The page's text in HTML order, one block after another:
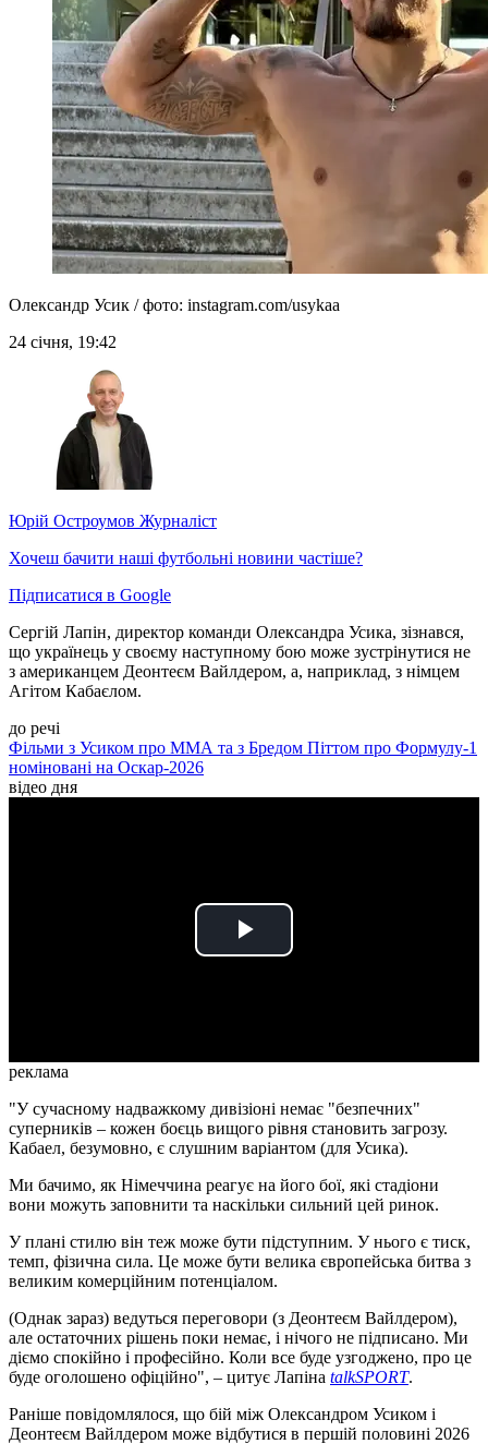
Олександр Усик / фото: instagram.com/usykaa
24 січня, 19:42
Юрій Остроумов Журналіст
Хочеш бачити наші футбольні новини частіше?
Підписатися в Google
Сергій Лапін, директор команди Олександра Усика, зізнався,
що українець у своєму наступному бою може зустрінутися не
з американцем Деонтеєм Вайлдером, а, наприклад, з німцем
Агітом Кабаєлом.
до речі
Фільми з Усиком про ММА та з Бредом Піттом про Формулу-1
номіновані на Оскар-2026
відео дня
Play
реклама
"У сучасному надважкому дивізіоні немає "безпечних"
суперників – кожен боєць вищого рівня становить загрозу.
Кабаел, безумовно, є слушним варіантом (для Усика).
Ми бачимо, як Німеччина реагує на його бої, які стадіони
вони можуть заповнити та наскільки сильний цей ринок.
У плані стилю він теж може бути підступним. У нього є тиск,
темп, фізична сила. Це може бути велика європейська битва з
великим комерційним потенціалом.
(Однак зараз) ведуться переговори (з Деонтеєм Вайлдером),
але остаточних рішень поки немає, і нічого не підписано. Ми
діємо спокійно і професійно. Коли все буде узгоджено, про це
буде оголошено офіційно", – цитує Лапіна talkSPORT.
Раніше повідомлялося, що бій між Олександром Усиком і
Деонтеєм Вайлдером може відбутися в першій половині 2026